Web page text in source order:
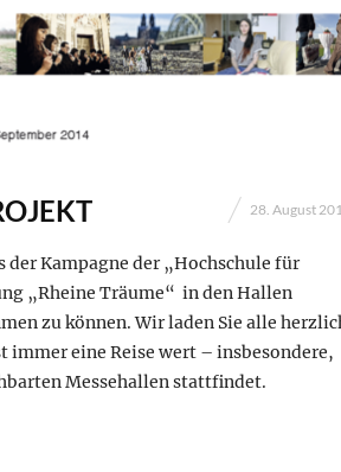
28. August
Kampagne der „Hochschule für
„Rheine Träume“ in den Hallen
zu können. Wir laden Sie alle
immer eine Reise wert – insbesondere,
Messehallen stattfindet.